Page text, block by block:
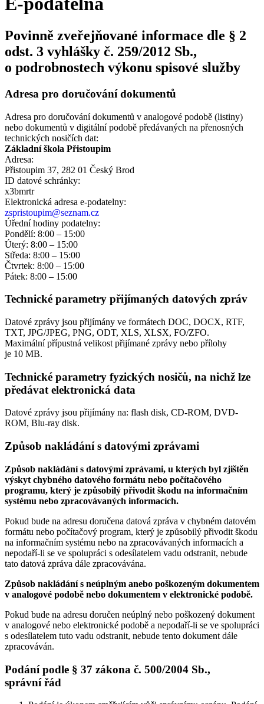
Povinně zveřejňované informace dle § 2
odst. 3 vyhlášky č. 259/2012 Sb.,
o podrobnostech výkonu spisové služby
Adresa pro doručování dokumentů
Adresa pro doručování dokumentů v analogové podobě (listiny)
nebo dokumentů v digitální podobě předávaných na přenosných
technických nosičích dat:
Základní škola Přistoupim
Adresa:
Přistoupim 37, 282 01 Český Brod
ID datové schránky:
x3bmrtr
Elektronická adresa e‑podatelny:
zspristoupim@seznam.cz
Úřední hodiny podatelny:
Pondělí: 8:00 – 15:00
Úterý: 8:00 – 15:00
Středa: 8:00 – 15:00
Čtvrtek: 8:00 – 15:00
Pátek: 8:00 – 15:00
Technické parametry přijímaných datových zpráv
Datové zprávy jsou přijímány ve formátech DOC, DOCX, RTF,
TXT, JPG/JPEG, PNG, ODT, XLS, XLSX, FO/ZFO.
Maximální přípustná velikost přijímané zprávy nebo přílohy
je 10 MB.
Technické parametry fyzických nosičů, na nichž lze
předávat elektronická data
Datové zprávy jsou přijímány na: flash disk, CD-ROM, DVD-
ROM, Blu-ray disk.
Způsob nakládání s datovými zprávami
Způsob nakládání s datovými zprávami, u kterých byl zjištěn
výskyt chybného datového formátu nebo počítačového
programu, který je způsobilý přivodit škodu na informačním
systému nebo zpracovávaných informacích.
Pokud bude na adresu doručena datová zpráva v chybném datovém
formátu nebo počítačový program, který je způsobilý přivodit škodu
na informačním systému nebo na zpracovávaných informacích a
nepodaří-li se ve spolupráci s odesílatelem vadu odstranit, nebude
tato datová zpráva dále zpracovávána.
Způsob nakládání s neúplným anebo poškozeným dokumentem
v analogové podobě nebo dokumentem v elektronické podobě.
Pokud bude na adresu doručen neúplný nebo poškozený dokument
v analogové nebo elektronické podobě a nepodaří-li se ve spolupráci
s odesílatelem tuto vadu odstranit, nebude tento dokument dále
zpracováván.
Podání podle § 37 zákona č. 500/2004 Sb.,
správní řád